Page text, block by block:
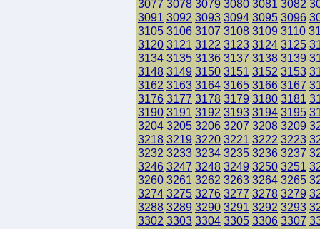
3077 3078 3079 3080 3081 3082
3091 3092 3093 3094 3095 3096
3105 3106 3107 3108 3109 3110
3120 3121 3122 3123 3124 3125
3134 3135 3136 3137 3138 3139
3148 3149 3150 3151 3152 3153
3162 3163 3164 3165 3166 3167
3176 3177 3178 3179 3180 3181
3190 3191 3192 3193 3194 3195
3204 3205 3206 3207 3208 3209
3218 3219 3220 3221 3222 3223
3232 3233 3234 3235 3236 3237
3246 3247 3248 3249 3250 3251
3260 3261 3262 3263 3264 3265
3274 3275 3276 3277 3278 3279
3288 3289 3290 3291 3292 3293
3302 3303 3304 3305 3306 3307